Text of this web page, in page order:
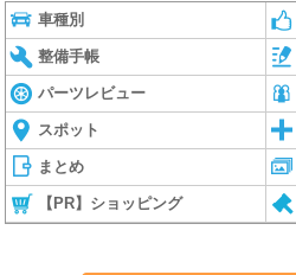
車種別
整備手帳
パーツレビュー
スポット
まとめ
【PR】ショッピング